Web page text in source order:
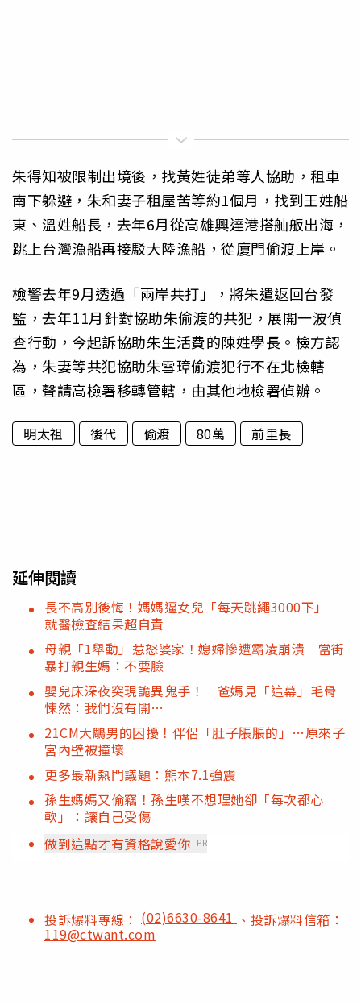
朱得知被限制出境後，找黃姓徒弟等人協助，租車
南下躲避，朱和妻子租屋苦等約1個月，找到王姓船
東、溫姓船長，去年6月從高雄興達港搭舢舨出海，
跳上台灣漁船再接駁大陸漁船，從廈門偷渡上岸。
檢警去年9月透過「兩岸共打」，將朱遣返回台發
監，去年11月針對協助朱偷渡的共犯，展開一波偵
查行動，今起訴協助朱生活費的陳姓學長。檢方認
為，朱妻等共犯協助朱雪璋偷渡犯行不在北檢轄
區，聲請高檢署移轉管轄，由其他地檢署偵辦。
明太祖 後代 偷渡 80萬 前里長
延伸閱讀
長不高別後悔！媽媽逼女兒「每天跳繩3000下」
就醫檢查結果超自責
母親「1舉動」惹怒婆家！媳婦慘遭霸凌崩潰 當街
暴打親生媽：不要臉
嬰兒床深夜突現詭異鬼手！ 爸媽見「這幕」毛骨
悚然：我們沒有開…
21CM大鵰男的困擾！伴侶「肚子脹脹的」…原來子
宮內壁被撞壞
更多最新熱門議題：熊本7.1強震
孫生媽媽又偷竊！孫生嘆不想理她卻「每次都心
軟」：讓自己受傷
做到這點才有資格說愛你 PR
投訴爆料專線： (02)6630-8641 、投訴爆料信箱：
119@ctwant.com